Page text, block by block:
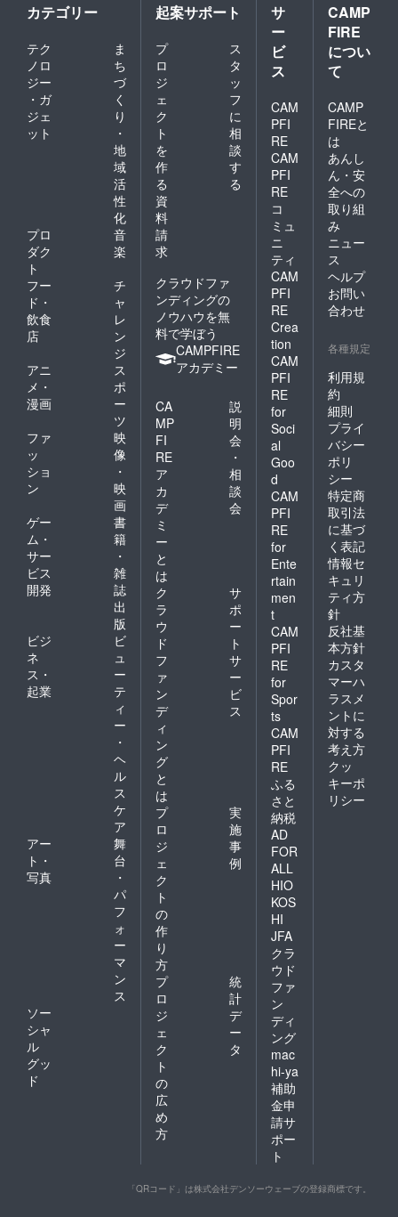
のHPで
お名前
を掲示
させて
いただ
す。 必
ず備考
欄に掲
載を希
望され
るお名
前をご
記入く
ださ
い。
（文字
のみ／
2023.11
2024.10
月末）
加）
16：
00⇒衣
装着脱
⇒ホテ
（泊）
21：00
頃 ※昼
食はお
弁当を
ご用意
しま
す。 ※
夕食は
ホテル
でご用
意しま
す。 １
０月２
９日
（日）
出発9：
00⇒大
柳川渓
谷ハイ
キング
（紅葉
の美し
い大柳
川渓谷
を散策
くださ
い）⇒
道の
駅・富
（自由
昼食、
ショッ
ピン
グ）⇒
甲府駅
到着・
解散
14：00
頃 ※朝
食はホ
テルで
ご用意
しま
す。
【宿泊
予定ホ
テル】
ださ
い。
（文字
カテゴリー
テク
ノロ
ジー
・ガ
ジェ
ット
ま
ち
づ
く
り
・
地
域
活
性
化
プロ
ダク
ト
音
楽
フー
ド・
飲食
店
チ
ャ
レ
ン
ジ
アニ
メ・
漫画
ス
ポ
ー
ツ
ファ
ッ
ショ
ン
映
像
・
映
画
ゲー
ム・
サー
ビス
開発
書
籍
・
雑
誌
出
版
ビジ
ネ
ス・
起業
ビ
ュ
ー
テ
ィ
ー
・
ヘ
ル
ス
ケ
ア
アー
ト・
写真
舞
台
・
パ
フ
ォ
ー
マ
ン
ス
ソー
シャ
ル
グッ
ド
起案サポート
プ
ロ
ジ
ェ
ク
ト
を
作
る
ス
タ
ッ
フ
に
相
談
す
る
資
料
請
求
クラウドファ
ンディングの
ノウハウを無
料で学ぼう
CAMPFIRE
アカデミー
CA
MP
FI
RE
ア
カ
デ
ミ
ー
と
は
説
明
会
・
相
談
会
ク
ラ
ウ
ド
フ
ァ
ン
デ
ィ
ン
グ
と
は
サ
ポ
ー
ト
サ
ー
ビ
ス
プ
ロ
ジ
ェ
ク
ト
の
作
り
方
実
施
事
例
プ
ロ
ジ
ェ
ク
ト
の
広
め
方
統
計
デ
ー
タ
サ
ー
ビ
ス
CAM
PFI
RE
CAM
PFI
RE
コ
ミュ
ニ
ティ
CAM
PFI
RE
Crea
tion
CAM
PFI
RE
for
Soci
al
Goo
d
CAM
PFI
RE
for
Ente
rtain
men
t
CAM
PFI
RE
for
Spor
ts
CAM
PFI
RE
ふる
さと
納税
AD
FOR
ALL
HIO
KOS
HI
JFA
クラ
ウド
ファ
ン
ディ
ング
mac
hi-ya
補助
金申
請サ
ポー
ト
CAMP
FIRE
につい
て
CAMP
FIREと
は
あんし
ん・安
全への
取り組
み
ニュー
ス
ヘルプ
お問い
合わせ
各種規定
利用規
約
細則
プライ
バシー
ポリ
シー
特定商
取引法
に基づ
く表記
情報セ
キュリ
ティ方
針
反社基
本方針
カスタ
マーハ
ラスメ
ントに
対する
考え方
クッ
キーポ
リシー
「QRコード」は株式会社デンソーウェーブの登録商標です。